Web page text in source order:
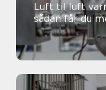
Luft til luft
sådan får du